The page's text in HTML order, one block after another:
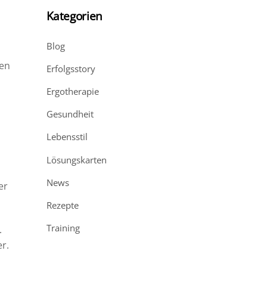
Kategorien
Blog
Erfolgsstory
Ergotherapie
Gesundheit
Lebensstil
Lösungskarten
News
Rezepte
Training